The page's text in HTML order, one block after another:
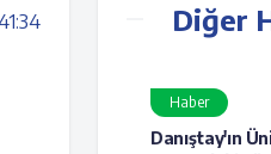
Diğer
Haber
Danıştay'ın